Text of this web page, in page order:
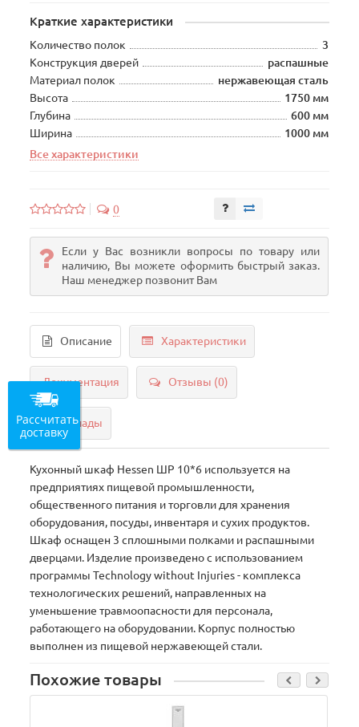
Краткие характеристики
Количество полок
3
Конструкция дверей
распашные
Материал полок
нержавеющая сталь
Высота
1750 мм
Глубина
600 мм
Ширина
1000 мм
Все характеристики
0
Если у Вас возникли вопросы по товару или
наличию, Вы можете оформить быстрый заказ.
Наш менеджер позвонит Вам
Описание Характеристики
Документация Отзывы (0)
Склады
Кухонный шкаф Hessen ШР 10*6 используется на
предприятиях пищевой промышленности,
общественного питания и торговли для хранения
оборудования, посуды, инвентаря и сухих продуктов.
Шкаф оснащен 3 сплошными полками и распашными
дверцами. Изделие произведено с использованием
программы Technology without Injuries - комплекса
технологических решений, направленных на
уменьшение травмоопасности для персонала,
работающего на оборудовании. Корпус полностью
выполнен из пищевой нержавеющей стали.
Похожие товары
Рассчитать
доставку